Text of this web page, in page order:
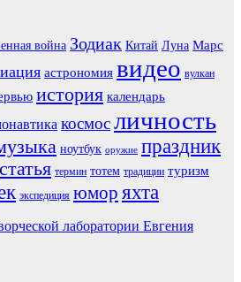
война Зодиак Китай Луна Марс
астрономия видео вулкан
история календарь
космосличность
ноутбук оружие праздник
статья термин тотем традиции туризм
экспедиция юмор яхта
лаборатории Евгения